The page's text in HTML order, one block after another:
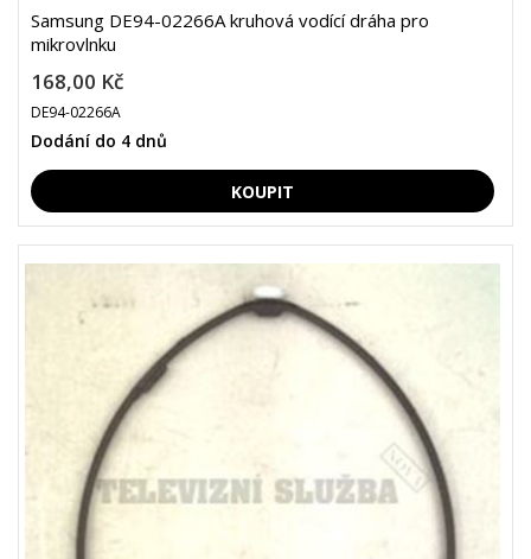
Samsung DE94-02266A kruhová vodící dráha pro
mikrovlnku
168,00 Kč
DE94-02266A
Dodání do 4 dnů